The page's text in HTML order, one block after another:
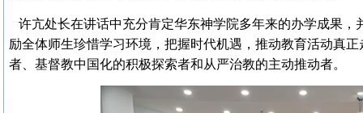
许亢处长在讲话中充分肯定华东神学院多年来的办学成果
励全体师生珍惜学习环境，把握时代机遇，推动教育活动真
者、基督教中国化的积极探索者和从严治教的主动推动者。